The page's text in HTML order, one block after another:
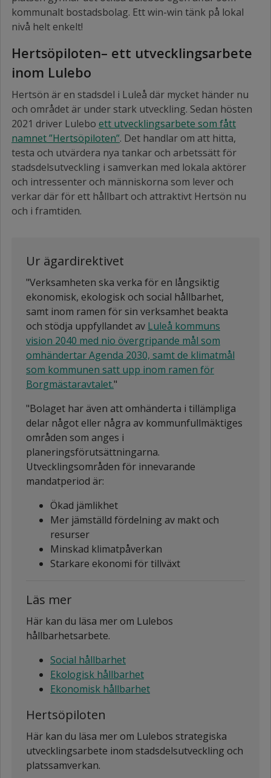
kommunalt bostadsbolag. Ett win-win tänk på lokal
nivå helt enkelt!
Hertsöpiloten– ett utvecklingsarbete
inom Lulebo
Hertsön är en stadsdel i Luleå där mycket händer nu
och området är under stark utveckling. Sedan hösten
2021 driver Lulebo ett utvecklingsarbete som fått
namnet ”Hertsöpiloten”. Det handlar om att hitta,
testa och utvärdera nya tankar och arbetssätt för
stadsdelsutveckling i samverkan med lokala aktörer
och intressenter och människorna som lever och
verkar där för ett hållbart och attraktivt Hertsön nu
och i framtiden.
Ur ägardirektivet
"Verksamheten ska verka för en långsiktig
ekonomisk, ekologisk och social hållbarhet,
samt inom ramen för sin verksamhet beakta
och stödja uppfyllandet av Luleå kommuns
vision 2040 med nio övergripande mål som
omhändertar Agenda 2030, samt de klimatmål
som kommunen satt upp inom ramen för
Borgmästaravtalet."
"Bolaget har även att omhänderta i tillämpliga
delar något eller några av kommunfullmäktiges
områden som anges i
planeringsförutsättningarna.
Utvecklingsområden för innevarande
mandatperiod är:
Ökad jämlikhet
Mer jämställd fördelning av makt och
resurser
Minskad klimatpåverkan
Starkare ekonomi för tillväxt
Läs mer
Här kan du läsa mer om Lulebos
hållbarhetsarbete.
Social hållbarhet
Ekologisk hållbarhet
Ekonomisk hållbarhet
Hertsöpiloten
Här kan du läsa mer om Lulebos strategiska
utvecklingsarbete inom stadsdelsutveckling och
platssamverkan.